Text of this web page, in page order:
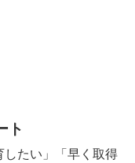
ト
したい」「早く取得